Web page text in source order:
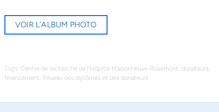
VOIR L’ALBUM PHOTO
Tags: Centre de recherche de l’Hôpital Maisonneuve-Rosemont , donateurs,
financement , Réseau des diplômés et des donateurs